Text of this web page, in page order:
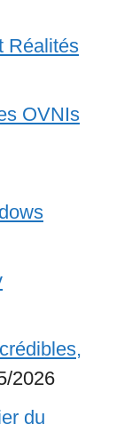
Réalités
OVNIs
2026
du